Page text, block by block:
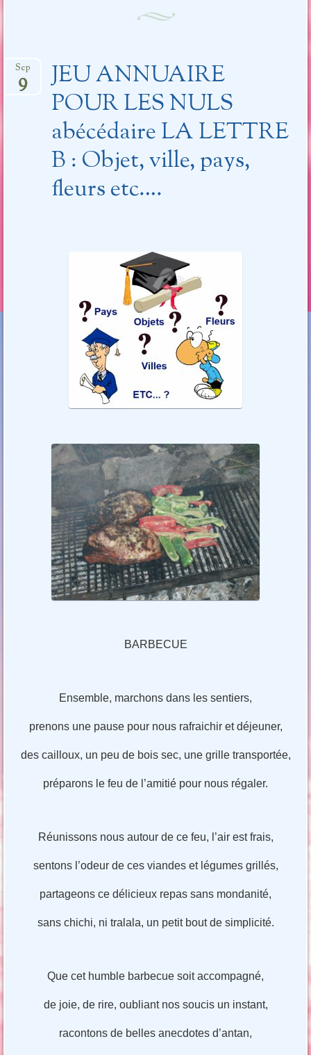
JEU ANNUAIRE
POUR LES NULS
abécédaire LA LETTRE
B : Objet, ville, pays,
fleurs etc….
Sep
9
BARBECUE
Ensemble, marchons dans les sentiers,
prenons une pause pour nous rafraichir et déjeuner,
des cailloux, un peu de bois sec, une grille transportée,
préparons le feu de l’amitié pour nous régaler.
Réunissons nous autour de ce feu, l’air est frais,
sentons l’odeur de ces viandes et légumes grillés,
partageons ce délicieux repas sans mondanité,
sans chichi, ni tralala, un petit bout de simplicité.
Que cet humble barbecue soit accompagné,
de joie, de rire, oubliant nos soucis un instant,
racontons de belles anecdotes d’antan,